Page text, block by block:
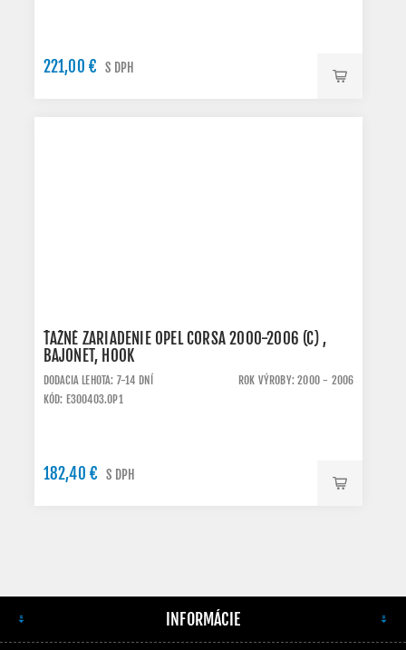
221,00 € S DPH
ŤAŽNÉ ZARIADENIE OPEL CORSA 2000-2006 (C) ,
BAJONET, HOOK
DODACIA LEHOTA: 7-14 DNÍ
ROK VÝROBY: 2000 - 2006
KÓD: E300403.OP1
182,40 € S DPH
INFORMÁCIE